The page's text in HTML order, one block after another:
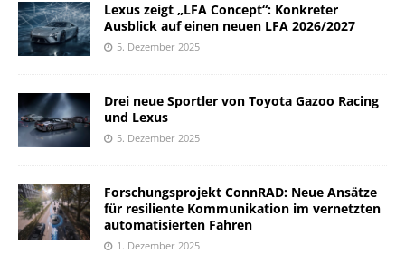
Lexus zeigt „LFA Concept“: Konkreter
Ausblick auf einen neuen LFA 2026/2027
5. Dezember 2025
Drei neue Sportler von Toyota Gazoo Racing
und Lexus
5. Dezember 2025
Forschungsprojekt ConnRAD: Neue Ansätze
für resiliente Kommunikation im vernetzten
automatisierten Fahren
1. Dezember 2025